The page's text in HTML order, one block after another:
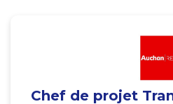
Chef de projet